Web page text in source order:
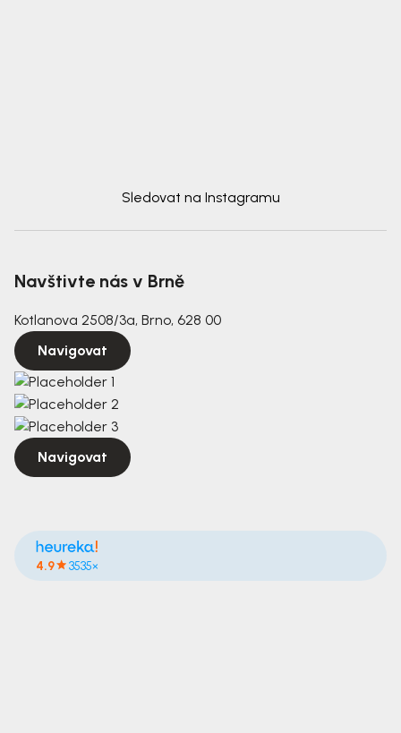
Sledovat na Instagramu
Navštivte nás v Brně
Kotlanova 2508/3a, Brno, 628 00
Navigovat
Navigovat
4.9 3535×